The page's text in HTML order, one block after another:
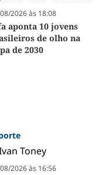
2026 às 18:08
aponta 10 jovens
de olho na
de 2030
2026 às 16:56